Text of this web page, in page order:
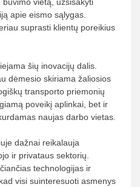
apie eismo sąlygas.
suprasti klientų poreikius
šių inovacijų dalis.
dėmesio skiriama žaliosios
transporto priemonių
poveikį aplinkai, bet ir
naujas darbo vietas.
dažnai reikalauja
ir privataus sektorių.
technologijas ir
visi suinteresuoti asmenys